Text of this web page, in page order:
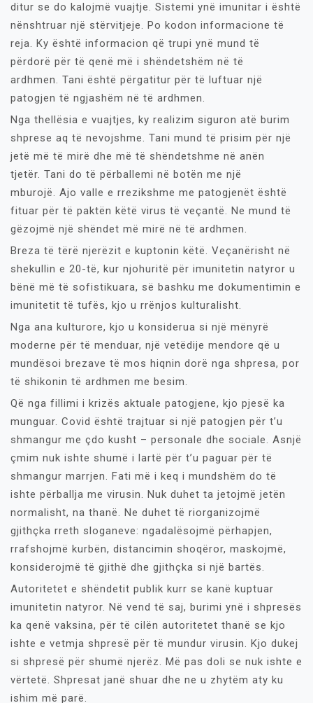
ditur se do kalojmë vuajtje. Sistemi ynë imunitar i është
nënshtruar një stërvitjeje. Po kodon informacione të
reja. Ky është informacion që trupi ynë mund të
përdorë për të qenë më i shëndetshëm në të
ardhmen. Tani është përgatitur për të luftuar një
patogjen të ngjashëm në të ardhmen.
Nga thellësia e vuajtjes, ky realizim siguron atë burim
shprese aq të nevojshme. Tani mund të prisim për një
jetë më të mirë dhe më të shëndetshme në anën
tjetër. Tani do të përballemi në botën me një
mburojë. Ajo valle e rrezikshme me patogjenët është
fituar për të paktën këtë virus të veçantë. Ne mund të
gëzojmë një shëndet më mirë në të ardhmen.
Breza të tërë njerëzit e kuptonin këtë. Veçanërisht në
shekullin e 20-të, kur njohuritë për imunitetin natyror u
bënë më të sofistikuara, së bashku me dokumentimin e
imunitetit të tufës, kjo u rrënjos kulturalisht.
Nga ana kulturore, kjo u konsiderua si një mënyrë
moderne për të menduar, një vetëdije mendore që u
mundësoi brezave të mos hiqnin dorë nga shpresa, por
të shikonin të ardhmen me besim.
Që nga fillimi i krizës aktuale patogjene, kjo pjesë ka
munguar. Covid është trajtuar si një patogjen për t’u
shmangur me çdo kusht – personale dhe sociale. Asnjë
çmim nuk ishte shumë i lartë për t’u paguar për të
shmangur marrjen. Fati më i keq i mundshëm do të
ishte përballja me virusin. Nuk duhet ta jetojmë jetën
normalisht, na thanë. Ne duhet të riorganizojmë
gjithçka rreth sloganeve: ngadalësojmë përhapjen,
rrafshojmë kurbën, distancimin shoqëror, maskojmë,
konsiderojmë të gjithë dhe gjithçka si një bartës.
Autoritetet e shëndetit publik kurr se kanë kuptuar
imunitetin natyror. Në vend të saj, burimi ynë i shpresës
ka qenë vaksina, për të cilën autoritetet thanë se kjo
ishte e vetmja shpresë për të mundur virusin. Kjo dukej
si shpresë për shumë njerëz. Më pas doli se nuk ishte e
vërtetë. Shpresat janë shuar dhe ne u zhytëm aty ku
ishim më parë.